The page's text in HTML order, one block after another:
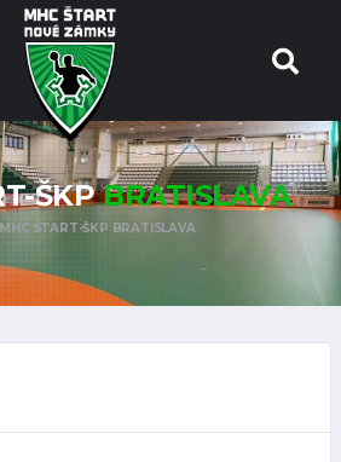
ŠKPBRATISLAVA
MHC ŠTART-ŠKP BRATISLAVA